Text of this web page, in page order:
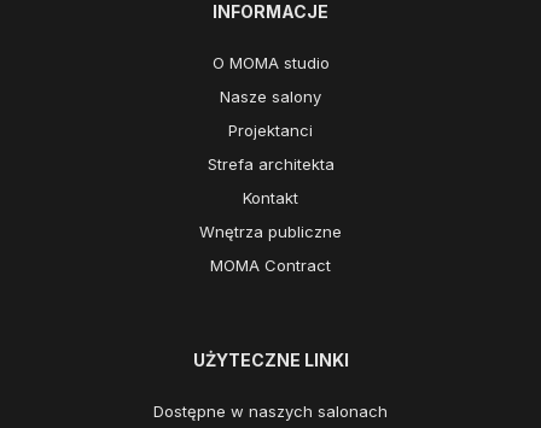
INFORMACJE
O MOMA studio
Nasze salony
Projektanci
Strefa architekta
Kontakt
Wnętrza publiczne
MOMA Contract
UŻYTECZNE LINKI
Dostępne w naszych salonach